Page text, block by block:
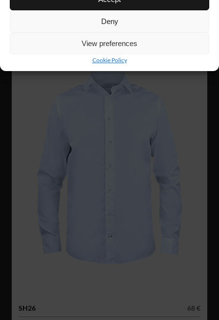
Deny
View preferences
Cookie Policy
SH26
68 €